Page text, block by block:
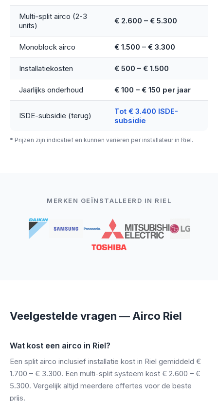
Multi-split airco (2-3
units)
€ 2.600 – € 5.300
Monoblock airco € 1.500 – € 3.300
Installatiekosten € 500 – € 1.500
Jaarlijks onderhoud € 100 – € 150 per jaar
ISDE-subsidie (terug)
Tot € 3.400 ISDE-
subsidie
* Prijzen zijn indicatief en kunnen variëren per installateur in Riel.
MERKEN GEÏNSTALLEERD IN RIEL
Veelgestelde vragen — Airco Riel
Wat kost een airco in Riel?
Een split airco inclusief installatie kost in Riel gemiddeld €
1.700 – € 3.300. Een multi-split systeem kost € 2.600 – €
5.300. Vergelijk altijd meerdere offertes voor de beste
prijs.